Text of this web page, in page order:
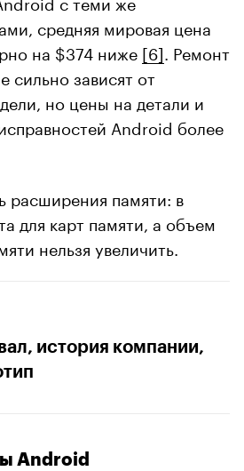
средняя мировая цена
на $374 ниже [6] . Ремонт
сильно зависят от
но цены на детали и
Android более
расширения памяти: в
для карт памяти, а объем
нельзя увеличить.
история компании,
Android